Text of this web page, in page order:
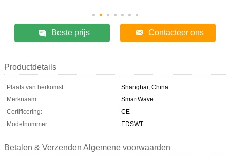
Beste prijs Contacteer ons
Productdetails
Plaats van herkomst:
Shanghai, China
Merknaam:
SmartWave
Certificering:
CE
Modelnummer:
EDSWT
Betalen & Verzenden Algemene voorwaarden